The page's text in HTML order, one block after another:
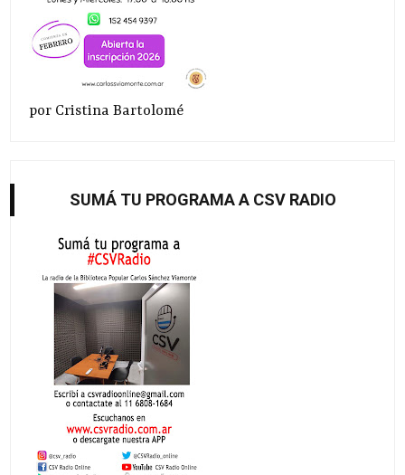
por Cristina Bartolomé
SUMÁ TU PROGRAMA A CSV RADIO